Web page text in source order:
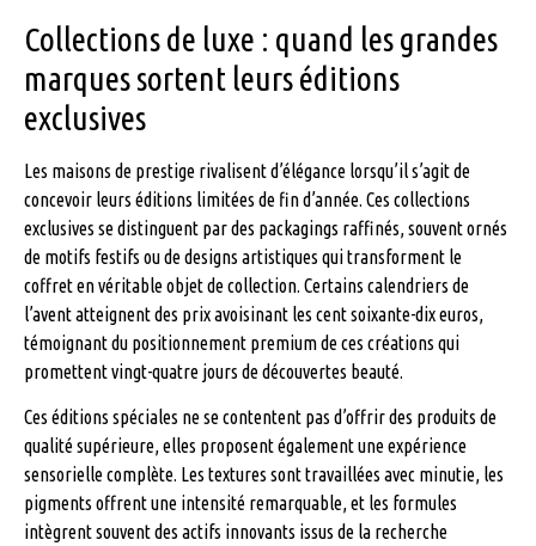
Collections de luxe : quand les grandes
marques sortent leurs éditions
exclusives
Les maisons de prestige rivalisent d’élégance lorsqu’il s’agit de
concevoir leurs éditions limitées de fin d’année. Ces collections
exclusives se distinguent par des packagings raffinés, souvent ornés
de motifs festifs ou de designs artistiques qui transforment le
coffret en véritable objet de collection. Certains calendriers de
l’avent atteignent des prix avoisinant les cent soixante-dix euros,
témoignant du positionnement premium de ces créations qui
promettent vingt-quatre jours de découvertes beauté.
Ces éditions spéciales ne se contentent pas d’offrir des produits de
qualité supérieure, elles proposent également une expérience
sensorielle complète. Les textures sont travaillées avec minutie, les
pigments offrent une intensité remarquable, et les formules
intègrent souvent des actifs innovants issus de la recherche